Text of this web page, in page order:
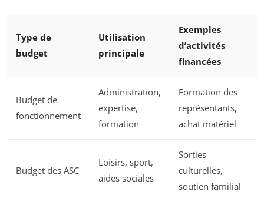
Type de
budget
Utilisation
principale
Exemples
d’activités
financées
Budget de
fonctionnement
Administration,
expertise,
formation
Formation des
représentants,
achat matériel
Budget des ASC
Loisirs, sport,
aides sociales
Sorties
culturelles,
soutien familial